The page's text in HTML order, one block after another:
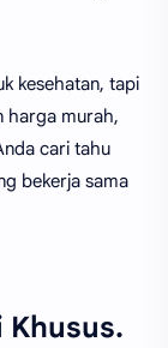
kesehatan, tapi
harga murah,
cari tahu
bekerja sama
Khusus.